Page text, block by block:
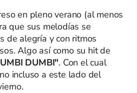
en pleno verano (al menos
que sus melodías se
de alegría y con ritmos
Algo así como su hit de
DUMBI". Con el cual
incluso a este lado del